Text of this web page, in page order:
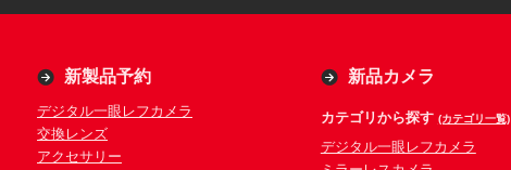
新製品予約
デジタル一眼レフカメラ
交換レンズ
アクセサリー
新品カメラ
カテゴリから探す (カテゴリ一覧)
デジタル一眼レフカメラ